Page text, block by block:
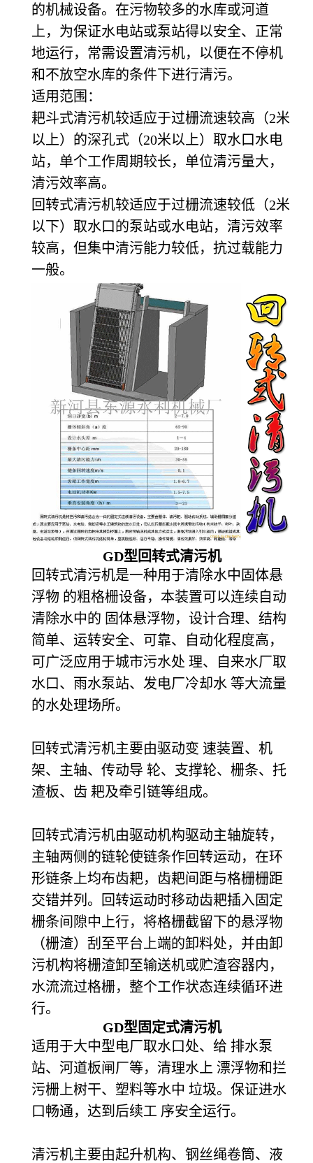
的机械设备。在污物较多的水库或河道
上，为保证水电站或泵站得以安全、正常
地运行，常需设置清污机，以便在不停机
和不放空水库的条件下进行清污。
适用范围：
耙斗式清污机较适应于过栅流速较高（2米
以上）的深孔式（20米以上）取水口水电
站，单个工作周期较长，单位清污量大，
清污效率高。
回转式清污机较适应于过栅流速较低（2米
以下）取水口的泵站或水电站，清污效率
较高，但集中清污能力较低，抗过载能力
一般。
GD型回转式清污机
回转式清污机是一种用于清除水中固体悬
浮物 的粗格栅设备，本装置可以连续自动
清除水中的 固体悬浮物，设计合理、结构
简单、运转安全、可靠、自动化程度高，
可广泛应用于城市污水处 理、自来水厂取
水口、雨水泵站、发电厂冷却水 等大流量
的水处理场所。
回转式清污机主要由驱动变 速装置、机
架、主轴、传动导 轮、支撑轮、栅条、托
渣板、齿 耙及牵引链等组成。
回转式清污机由驱动机构驱动主轴旋转，
主轴两侧的链轮使链条作回转运动，在环
形链条上均布齿耙，齿耙间距与格栅栅距
交错并列。回转运动时移动齿耙插入固定
栅条间隙中上行，将格栅截留下的悬浮物
（栅渣）刮至平台上端的卸料处，并由卸
污机构将栅渣卸至输送机或贮渣容器内，
水流流过格栅，整个工作状态连续循环进
行。
GD型固定式清污机
适用于大中型电厂取水口处、给 排水泵
站、河道板闸厂等，清理水上 漂浮物和拦
污栅上树干、塑料等水中 垃圾。保证进水
口畅通，达到后续工 序安全运行。
清污机主要由起升机构、钢丝绳卷筒、液